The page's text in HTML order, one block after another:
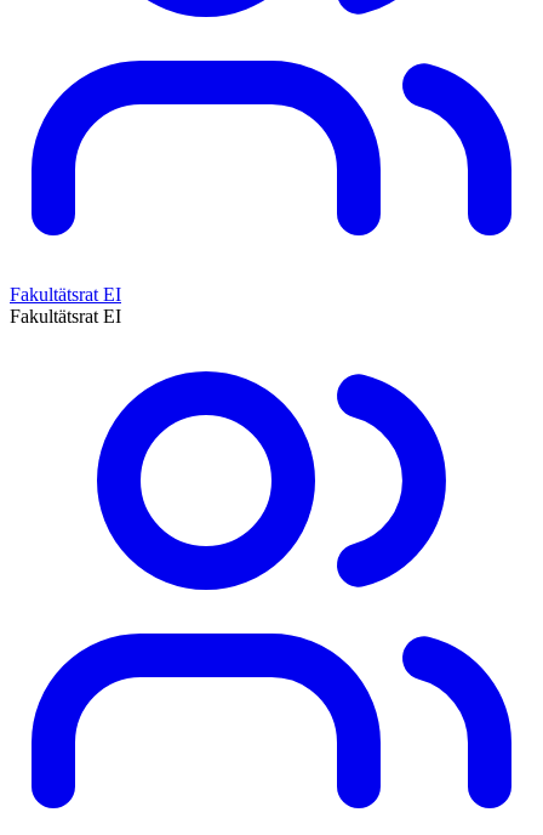
Fakultätsrat EI
Fakultätsrat EI